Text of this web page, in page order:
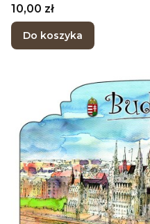
Cena
10,00 zł
Do koszyka